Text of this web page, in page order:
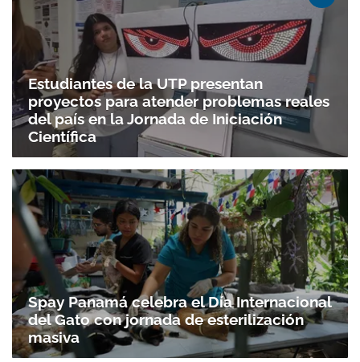
Estudiantes de la UTP presentan
proyectos para atender problemas reales
del país en la Jornada de Iniciación
Científica
Spay Panamá celebra el Día Internacional
del Gato con jornada de esterilización
masiva